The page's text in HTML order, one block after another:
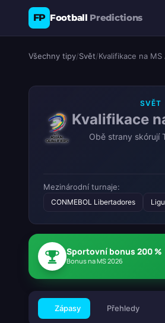
FP Football Predictions
Všechny tipy/Svět/Kvalifikace na MS
SVĚT
Kvalifikace
Obě strany skórují
Mezinárodní turnaje:
CONMEBOL Libertadores
Sportovní bonus 200 %
Bonus na MS 2026
Zápasy Přehledy